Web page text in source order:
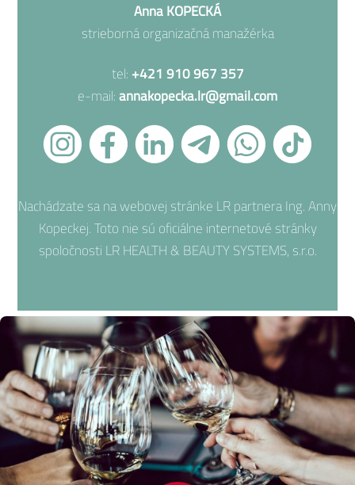
Anna KOPECKÁ
strieborná organizačná manažérka
tel: +421 910 967 357
e-mail:annakopecka.lr@gmail.com
Nachádzate sa na webovej stránke LR partnera Ing. Anny
Kopeckej. Toto nie sú oficiálne internetové stránky
spoločnosti LR HEALTH & BEAUTY SYSTEMS, s.r.o.